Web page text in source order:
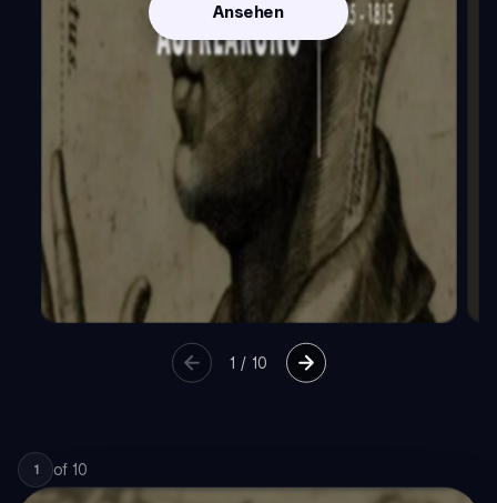
Ansehen
1 / 10
1 of 10